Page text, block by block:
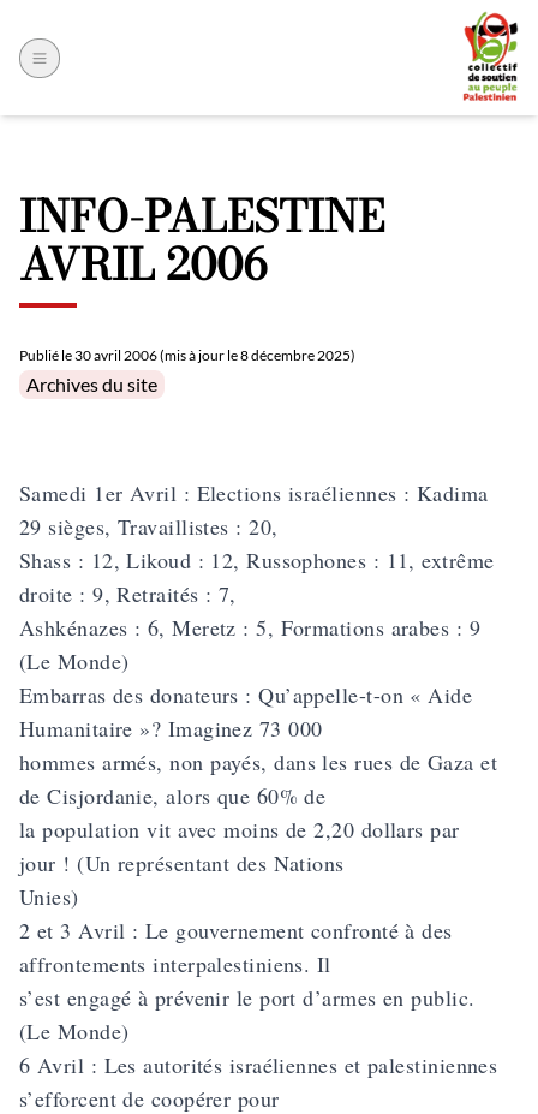
INFO-PALESTINE
AVRIL 2006
Publié le30 avril 2006 (mis à jour le 8 décembre 2025)
Posted in
Archives du site
Samedi 1er Avril : Elections israéliennes : Kadima
29 sièges, Travaillistes : 20,
Shass : 12, Likoud : 12, Russophones : 11, extrême
droite : 9, Retraités : 7,
Ashkénazes : 6, Meretz : 5, Formations arabes : 9
(Le Monde)
Embarras des donateurs : Qu’appelle-t-on « Aide
Humanitaire »? Imaginez 73 000
hommes armés, non payés, dans les rues de Gaza et
de Cisjordanie, alors que 60% de
la population vit avec moins de 2,20 dollars par
jour ! (Un représentant des Nations
Unies)
2 et 3 Avril : Le gouvernement confronté à des
affrontements interpalestiniens. Il
s’est engagé à prévenir le port d’armes en public.
(Le Monde)
6 Avril : Les autorités israéliennes et palestiniennes
s’efforcent de coopérer pour